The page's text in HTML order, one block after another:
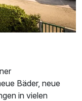
Bäder, neue
in vielen